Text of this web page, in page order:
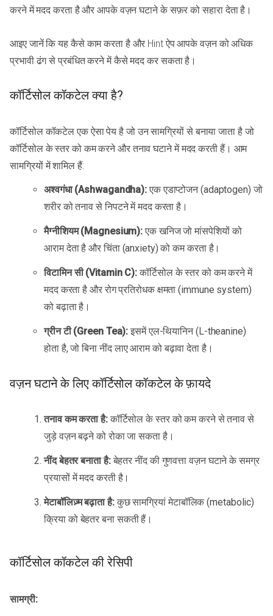
करने में मदद करता है और आपके वज़न घटाने के सफ़र को सहारा देता है।
आइए जानें कि यह कैसे काम करता है और Hint ऐप आपके वज़न को अधिक
प्रभावी ढंग से प्रबंधित करने में कैसे मदद कर सकता है।
कॉर्टिसोल कॉकटेल क्या है?
कॉर्टिसोल कॉकटेल एक ऐसा पेय है जो उन सामग्रियों से बनाया जाता है जो
कॉर्टिसोल के स्तर को कम करने और तनाव घटाने में मदद करती हैं। आम
सामग्रियों में शामिल हैं:
अश्वगंधा (Ashwagandha): एक एडाप्टोजन (adaptogen) जो
शरीर को तनाव से निपटने में मदद करता है।
मैग्नीशियम (Magnesium): एक खनिज जो मांसपेशियों को
आराम देता है और चिंता (anxiety) को कम करता है।
विटामिन सी (Vitamin C): कॉर्टिसोल के स्तर को कम करने में
मदद करता है और रोग प्रतिरोधक क्षमता (immune system)
को बढ़ाता है।
ग्रीन टी (Green Tea): इसमें एल-थियानिन (L-theanine)
होता है, जो बिना नींद लाए आराम को बढ़ावा देता है।
वज़न घटाने के लिए कॉर्टिसोल कॉकटेल के फ़ायदे
तनाव कम करता है:कॉर्टिसोल के स्तर को कम करने से तनाव से
जुड़े वज़न बढ़ने को रोका जा सकता है।
नींद बेहतर बनाता है:बेहतर नींद की गुणवत्ता वज़न घटाने के समग्र
प्रयासों में मदद करती है।
मेटाबॉलिज़्म बढ़ाता है:कुछ सामग्रियां मेटाबॉलिक (metabolic)
क्रिया को बेहतर बना सकती हैं।
कॉर्टिसोल कॉकटेल की रेसिपी
सामग्री: